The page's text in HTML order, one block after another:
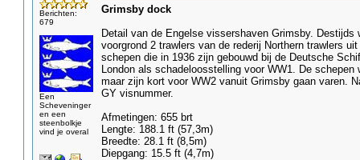
Berichten:
679
Een
Scheveninger
en een
steenbolkje
vind je overal
Grimsby dock
Detail van de Engelse vissershaven Grimsby.
voorgrond 2 trawlers van de rederij Northern trawlers
schepen die in 1936 zijn gebouwd bij de Deutsche
London als schadeloosstelling voor WW1. De
maar zijn kort voor WW2 vanuit Grimsby gaan varen.
GY visnummer.
Afmetingen: 655 brt
Lengte: 188.1 ft (57,3m)
Breedte: 28.1 ft (8,5m)
Diepgang: 15.5 ft (4,7m)